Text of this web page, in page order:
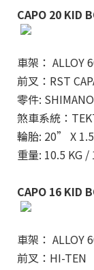
CAPO 20 KID
車架： ALLOY
前叉：RST
零件:
煞車系統：
輪胎: 20” X
重量: 10.5 KG /
CAPO 16 KID
車架： ALLOY
前叉：HI-TEN